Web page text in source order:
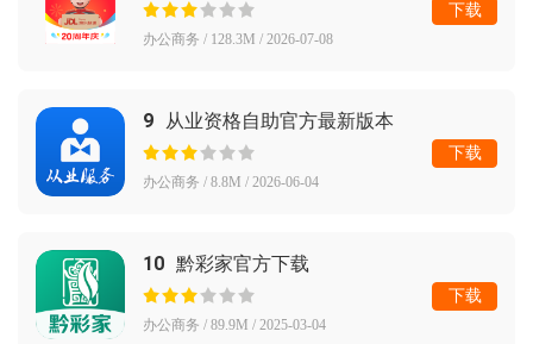
办公商务 / 128.3M / 2026-07-08
下载
9 从业资格自助官方最新版本
办公商务 / 8.8M / 2026-06-04
下载
10 黔彩家官方下载
办公商务 / 89.9M / 2025-03-04
下载